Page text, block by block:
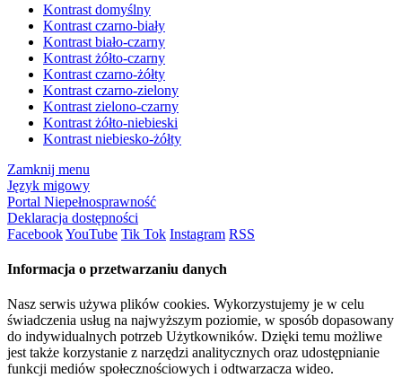
Kontrast domyślny
Kontrast czarno-biały
Kontrast biało-czarny
Kontrast żółto-czarny
Kontrast czarno-żółty
Kontrast czarno-zielony
Kontrast zielono-czarny
Kontrast żółto-niebieski
Kontrast niebiesko-żółty
Zamknij menu
Język migowy
Portal Niepełnosprawność
Deklaracja dostępności
FacebookYouTube Tik Tok Instagram RSS
Informacja o przetwarzaniu danych
Nasz serwis używa plików cookies. Wykorzystujemy je w celu
świadczenia usług na najwyższym poziomie, w sposób dopasowany
do indywidualnych potrzeb Użytkowników. Dzięki temu możliwe
jest także korzystanie z narzędzi analitycznych oraz udostępnianie
funkcji mediów społecznościowych i odtwarzacza wideo.